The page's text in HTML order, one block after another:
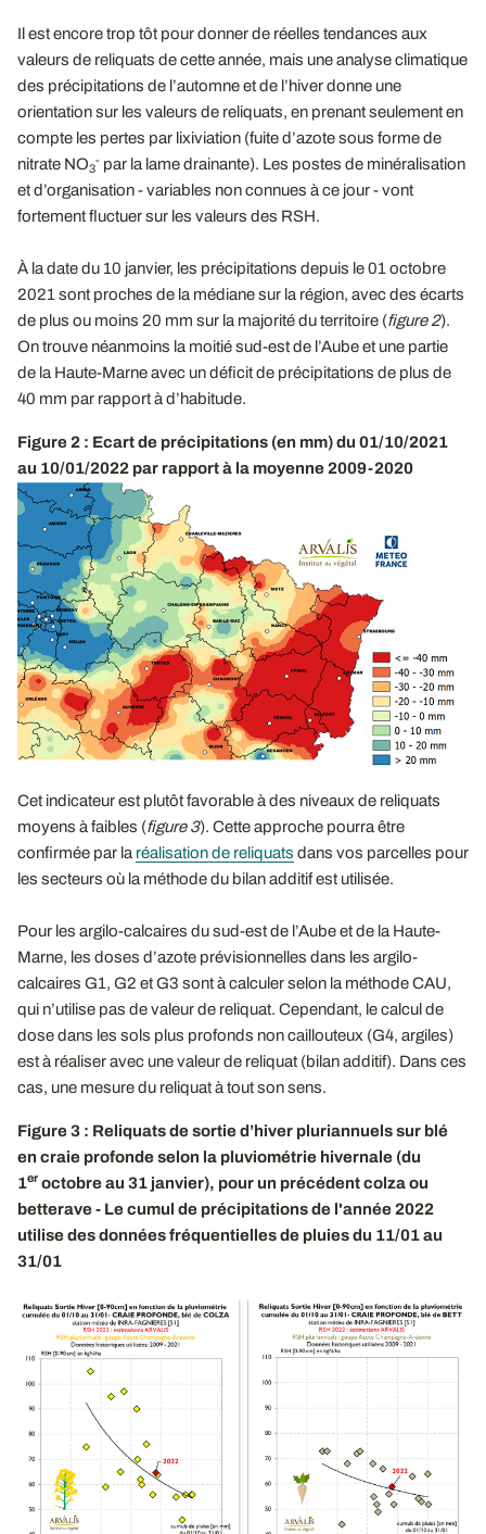
Il est encore trop tôt pour donner de réelles tendances aux
valeurs de reliquats de cette année, mais une analyse climatique
des précipitations de l’automne et de l’hiver donne une
orientation sur les valeurs de reliquats, en prenant seulement en
compte les pertes par lixiviation (fuite d’azote sous forme de
nitrate NO3
- par la lame drainante). Les postes de minéralisation
et d’organisation - variables non connues à ce jour - vont
fortement fluctuer sur les valeurs des RSH.
À la date du 10 janvier, les précipitations depuis le 01 octobre
2021 sont proches de la médiane sur la région, avec des écarts
de plus ou moins 20 mm sur la majorité du territoire (figure 2).
On trouve néanmoins la moitié sud-est de l’Aube et une partie
de la Haute-Marne avec un déficit de précipitations de plus de
40 mm par rapport à d’habitude.
Figure 2 : Ecart de précipitations (en mm) du 01/10/2021
au 10/01/2022 par rapport à la moyenne 2009-2020
Cet indicateur est plutôt favorable à des niveaux de reliquats
moyens à faibles (figure 3). Cette approche pourra être
confirmée par la réalisation de reliquats dans vos parcelles pour
les secteurs où la méthode du bilan additif est utilisée.
Pour les argilo-calcaires du sud-est de l’Aube et de la Haute-
Marne, les doses d’azote prévisionnelles dans les argilo-
calcaires G1, G2 et G3 sont à calculer selon la méthode CAU,
qui n’utilise pas de valeur de reliquat. Cependant, le calcul de
dose dans les sols plus profonds non caillouteux (G4, argiles)
est à réaliser avec une valeur de reliquat (bilan additif). Dans ces
cas, une mesure du reliquat à tout son sens.
Figure 3 : Reliquats de sortie d’hiver pluriannuels sur blé
en craie profonde selon la pluviométrie hivernale (du
1er octobre au 31 janvier), pour un précédent colza ou
betterave - Le cumul de précipitations de l'année 2022
utilise des données fréquentielles de pluies du 11/01 au
31/01